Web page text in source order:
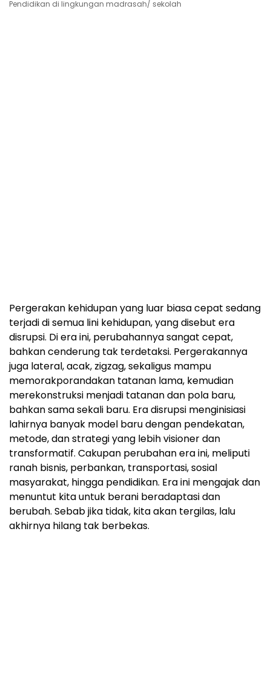
Pendidikan di lingkungan madrasah/ sekolah
Pergerakan kehidupan yang luar biasa cepat sedang
terjadi di semua lini kehidupan, yang disebut era
disrupsi. Di era ini, perubahannya sangat cepat,
bahkan cenderung tak terdetaksi. Pergerakannya
juga lateral, acak, zigzag, sekaligus mampu
memorakporandakan tatanan lama, kemudian
merekonstruksi menjadi tatanan dan pola baru,
bahkan sama sekali baru. Era disrupsi menginisiasi
lahirnya banyak model baru dengan pendekatan,
metode, dan strategi yang lebih visioner dan
transformatif. Cakupan perubahan era ini, meliputi
ranah bisnis, perbankan, transportasi, sosial
masyarakat, hingga pendidikan. Era ini mengajak dan
menuntut kita untuk berani beradaptasi dan
berubah. Sebab jika tidak, kita akan tergilas, lalu
akhirnya hilang tak berbekas.